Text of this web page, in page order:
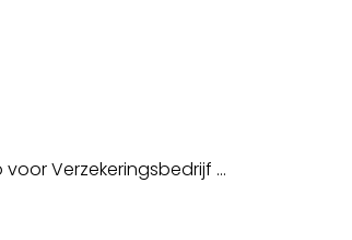
Nieuwe Cao voor Verzekeringsbedrijf 2025-2026 gepubliceerd